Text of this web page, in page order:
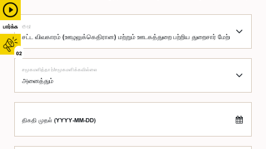
பார்க்க
02
குழு
சமூகமளித்தார்/சமூகமளிக்கவில்லை
திகதி முதல் (YYYY-MM-DD)